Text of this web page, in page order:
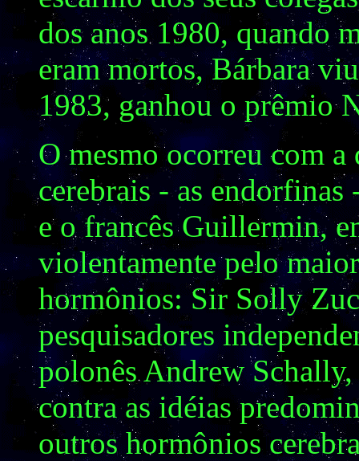
dos anos 1980, quando
eram mortos, Bárbara
1983, ganhou o prêmio
O mesmo ocorreu com
cerebrais - as
e o francês Guillermin,
violentamente pelo
hormônios: Sir Solly
pesquisadores
polonês Andrew
contra as idéias
outros hormônios